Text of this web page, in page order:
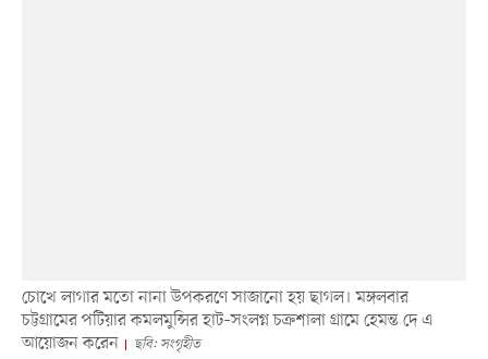
চোখে লাগার মতো নানা উপকরণে সাজানো হয় ছাগল। মঙ্গলবার
চট্টগ্রামের পটিয়ার কমলমুন্সির হাট–সংলগ্ন চক্রশালা গ্রামে হেমন্ত দে এ
আয়োজন করেন
ছবি: সংগৃহীত